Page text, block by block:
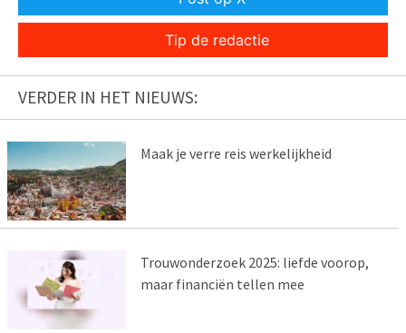
Tip de redactie
VERDER IN HET NIEUWS:
Maak je verre reis werkelijkheid
Trouwonderzoek 2025: liefde voorop,
maar financiën tellen mee